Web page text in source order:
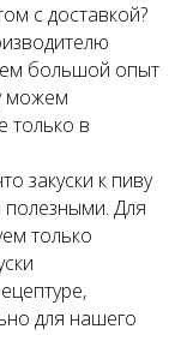
с доставкой?
большой опыт
можем
только в
закуски к пиву
полезными. Для
только
для нашего